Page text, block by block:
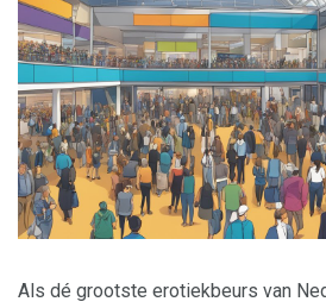
Als dé grootste erotiekbeurs van